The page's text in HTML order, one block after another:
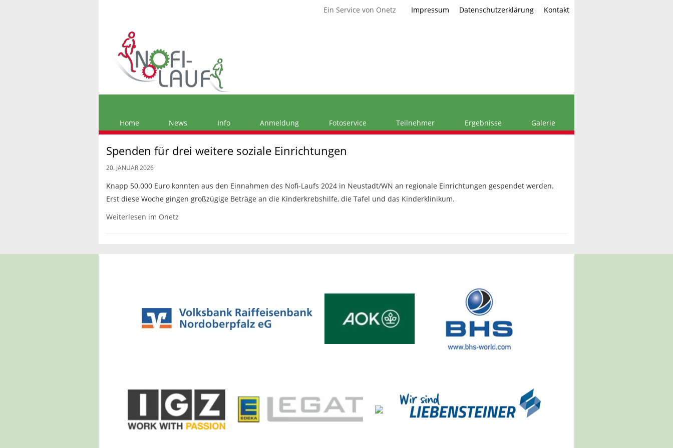
Impressum Datenschutzerklärung Kontakt
Ein Service von Onetz
Home News Info Anmeldung Fotoservice Teilnehmer Ergebnisse Galerie
Spenden für drei weitere soziale Einrichtungen
20. JANUAR 2026
Knapp 50.000 Euro konnten aus den Einnahmen des Nofi-Laufs 2024 in Neustadt/WN an regionale Einrichtungen gespendet werden.
Erst diese Woche gingen großzügige Beträge an die Kinderkrebshilfe, die Tafel und das Kinderklinikum.
Weiterlesen im Onetz